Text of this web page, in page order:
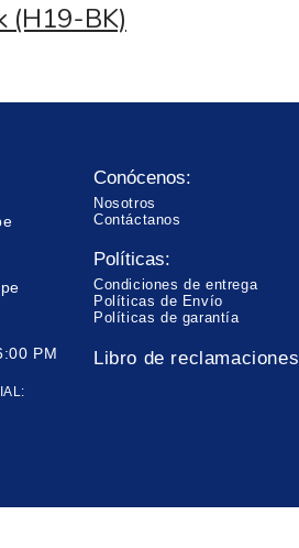
(H19-BK)
PM
Conócenos:
Nosotros
Contáctanos
Políticas:
Condiciones de entrega
Políticas de Envío
Políticas de garantía
Libro de reclamaciones